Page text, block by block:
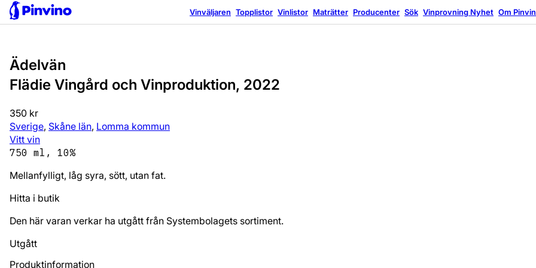
Vinväljaren Topplistor Vinlistor Maträtter Producenter Sök Vinprovning Nyhet Om
Ädelvän
Flädie Vingård och Vinproduktion, 2022
350 kr
Sverige, Skåne län, Lomma kommun
Vitt vin
750 ml, 10%
Mellanfylligt, låg syra, sött, utan fat.
Hitta i butik
Den här varan verkar ha utgått från Systembolagets sortiment.
Utgått
Produktinformation